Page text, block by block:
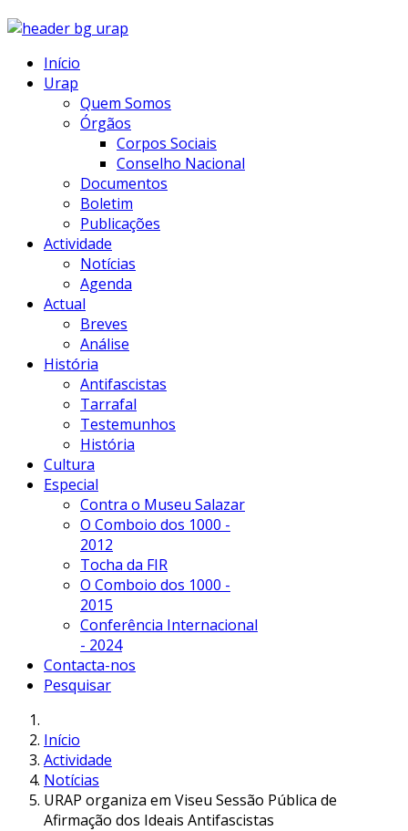
Início
Urap
Quem Somos
Órgãos
Corpos Sociais
Conselho Nacional
Documentos
Boletim
Publicações
Actividade
Notícias
Agenda
Actual
Breves
Análise
História
Antifascistas
Tarrafal
Testemunhos
História
Cultura
Especial
Contra o Museu Salazar
O Comboio dos 1000 -
2012
Tocha da FIR
O Comboio dos 1000 -
2015
Conferência Internacional
- 2024
Contacta-nos
Pesquisar
Início
Actividade
Notícias
URAP organiza em Viseu Sessão Pública de
Afirmação dos Ideais Antifascistas